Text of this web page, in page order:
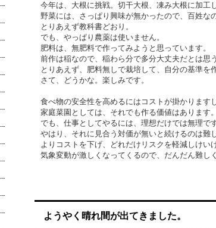
今年は、大根に挑戦。切干大根、凍み大根に加工
野菜には、さっぱり興味が無かったので、百姓な
とりあえず教科書どおり。
でも、やっぱり農薬は使いません。
肥料は、無肥料で作ってみようと思っています。
前作は稲なので、稲わら分で多分大丈夫だとは思
とりあえず、肥料無しで栽培して、自分の基準を
さて、どうかな。楽しみです。
食べ物の安全性を高めるにはコストが掛かります
家庭菜園としては、それでも作る価値はあります。
でも、仕事としてやるには、理想だけでは無理です
やはり、それに見合う対価が無いと続けるのは難
よりコストを下げ、どれだけリスクを軽減しけい
気象変動が激しくなってくるので、だんだん難し
ようやく晴れ間が出てきました。